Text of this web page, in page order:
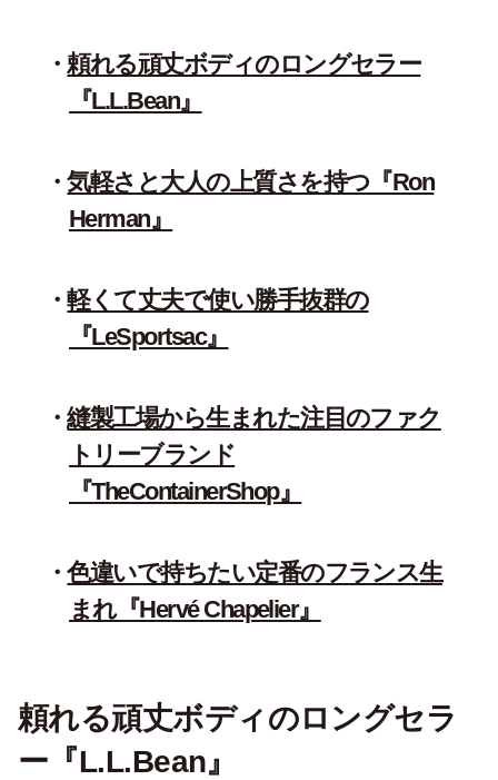
頼れる頑丈ボディのロングセラー
『L.L.Bean』
気軽さと大人の上質さを持つ『Ron
Herman』
軽くて丈夫で使い勝手抜群の
『LeSportsac』
縫製工場から生まれた注目のファク
トリーブランド
『TheContainerShop』
色違いで持ちたい定番のフランス生
まれ『Hervé Chapelier』
頼れる頑丈ボディのロングセラ
ー『L.L.Bean』